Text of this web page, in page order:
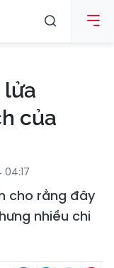
lửa
của
04:17
cho rằng đây
nhiều chi